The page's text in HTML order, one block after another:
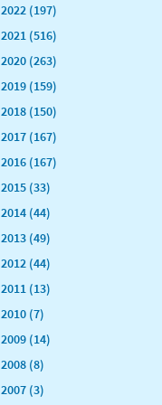
2022 (197)
2021 (516)
2020 (263)
2019 (159)
2018 (150)
2017 (167)
2016 (167)
2015 (33)
2014 (44)
2013 (49)
2012 (44)
2011 (13)
2010 (7)
2009 (14)
2008 (8)
2007 (3)